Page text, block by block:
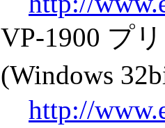
VP-1900 プ
(Windows
http://